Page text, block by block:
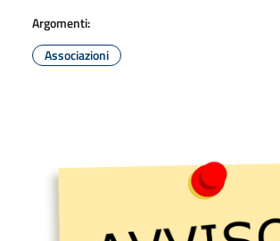
Argomenti:
Associazioni